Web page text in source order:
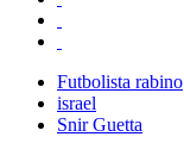
Futbolista rabino
israel
Snir Guetta